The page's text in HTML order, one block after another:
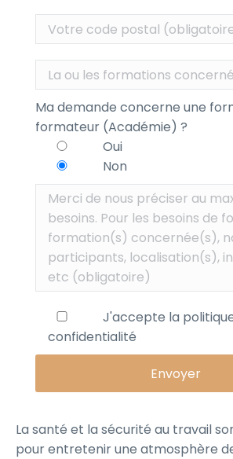
Ma demande concerne une
formateur (Académie) ?
Oui
Non
J'accepte la
confidentialité
La santé et la sécurité au travail
pour entretenir une atmosphère